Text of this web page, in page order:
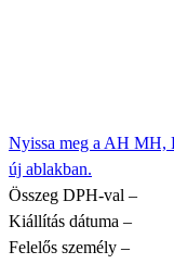
Nyissa meg a AH MH,
új ablakban.
Összeg DPH-val –
Kiállítás dátuma –
Felelős személy –